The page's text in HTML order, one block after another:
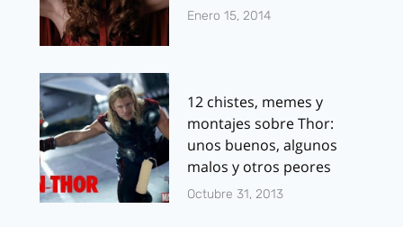
Enero 15, 2014
12 chistes, memes y
montajes sobre Thor:
unos buenos, algunos
malos y otros peores
Octubre 31, 2013